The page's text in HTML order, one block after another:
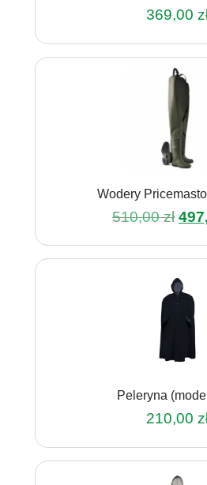
369,00
ma
wiele
Opcje
można
Wodery
510,00zł
ma
wiele
Opcje
można
Peleryna
210,00
ma